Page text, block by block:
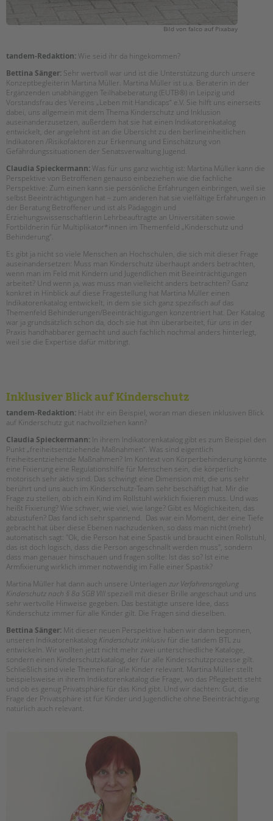
Bild von falco auf Pixabay
tandem-Redaktion:Wie seid ihr da hingekommen?
Bettina Sänger: Sehr wertvoll war und ist die Unterstützung durch unsere
Konzeptbegleiterin Martina Müller. Martina Müller ist u.a. Beraterin in der
Ergänzenden unabhängigen Teilhabeberatung (EUTB®) in Leipzig und
Vorstandsfrau des Vereins „Leben mit Handicaps“ e.V. Sie hilft uns einerseits
dabei, uns allgemein mit dem Thema Kinderschutz und Inklusion
auseinanderzusetzen, außerdem hat sie hat einen Indikatorenkatalog
entwickelt, der angelehnt ist an die Übersicht zu den berlineinheitlichen
Indikatoren /Risikofaktoren zur Erkennung und Einschätzung von
Gefährdungssituationen der Senatsverwaltung Jugend.
Claudia Spieckermann:Was für uns ganz wichtig ist: Martina Müller kann die
Perspektive von Betroffenen genauso einbeziehen wie die fachliche
Perspektive: Zum einen kann sie persönliche Erfahrungen einbringen, weil sie
selbst Beeinträchtigungen hat – zum anderen hat sie vielfältige Erfahrungen in
der Beratung Betroffener und ist als Pädagogin und
Erziehungswissenschaftlerin Lehrbeauftragte an Universitäten sowie
Fortbildnerin für Multiplikator*innen im Themenfeld „Kinderschutz und
Behinderung“.
Es gibt ja nicht so viele Menschen an Hochschulen, die sich mit dieser Frage
auseinandersetzen: Muss man Kinderschutz überhaupt anders betrachten,
wenn man im Feld mit Kindern und Jugendlichen mit Beeinträchtigungen
arbeitet? Und wenn ja, was muss man vielleicht anders betrachten? Ganz
konkret in Hinblick auf diese Fragestellung hat Martina Müller einen
Indikatorenkatalog entwickelt, in dem sie sich ganz spezifisch auf das
Themenfeld Behinderungen/Beeinträchtigungen konzentriert hat. Der Katalog
war ja grundsätzlich schon da, doch sie hat ihn überarbeitet, für uns in der
Praxis handhabbarer gemacht und auch fachlich nochmal anders hinterlegt,
weil sie die Expertise dafür mitbringt.
Inklusiver Blick auf Kinderschutz
tandem-Redaktion: Habt ihr ein Beispiel, woran man diesen inklusiven Blick
auf Kinderschutz gut nachvollziehen kann?
Claudia Spieckermann: In ihrem Indikatorenkatalog gibt es zum Beispiel den
Punkt „freiheitsentziehende Maßnahmen“. Was sind eigentlich
freiheitsentziehende Maßnahmen? Im Kontext von Körperbehinderung könnte
eine Fixierung eine Regulationshilfe für Menschen sein, die körperlich-
motorisch sehr aktiv sind. Das schwingt eine Dimension mit, die uns sehr
berührt und uns auch im Kinderschutz-Team sehr beschäftigt hat. Mir die
Frage zu stellen, ob ich ein Kind im Rollstuhl wirklich fixieren muss. Und was
heißt Fixierung? Wie schwer, wie viel, wie lange? Gibt es Möglichkeiten, das
abzustufen? Das fand ich sehr spannend. Das war ein Moment, der eine Tiefe
gebracht hat über diese Ebenen nachzudenken, so dass man nicht (mehr)
automatisch sagt: "Ok, die Person hat eine Spastik und braucht einen Rollstuhl,
das ist doch logisch, dass die Person angeschnallt werden muss", sondern
dass man genauer hinschauen und fragen sollte: Ist das so? Ist eine
Armfixierung wirklich immer notwendig im Falle einer Spastik?
Martina Müller hat dann auch unsere Unterlagen zur Verfahrensregelung
Kinderschutz nach § 8a SGB VIII speziell mit dieser Brille angeschaut und uns
sehr wertvolle Hinweise gegeben. Das bestätigte unsere Idee, dass
Kinderschutz immer für alle Kinder gilt. Die Fragen sind dieselben.
Bettina Sänger: Mit dieser neuen Perspektive haben wir dann begonnen,
unseren Indikatorenkatalog Kinderschutz inklusiv für die tandem BTL zu
entwickeln. Wir wollten jetzt nicht mehr zwei unterschiedliche Kataloge,
sondern einen Kinderschutzkatalog, der für alle Kinderschutzprozesse gilt.
Schließlich sind viele Themen für alle Kinder relevant. Martina Müller stellt
beispielsweise in ihrem Indikatorenkatalog die Frage, wo das Pflegebett steht
und ob es genug Privatsphäre für das Kind gibt. Und wir dachten: Gut, die
Frage der Privatsphäre ist für Kinder und Jugendliche ohne Beeinträchtigung
natürlich auch relevant.